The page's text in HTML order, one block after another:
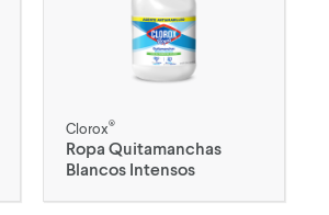
Clorox®
Ropa Quitamanchas
Blancos Intensos